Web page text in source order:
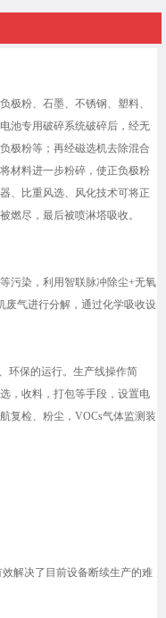
极粉、石墨、不锈钢、塑料、
池专用破碎系统破碎后，经无
极粉等；再经磁选机去除混合
材料进一步粉碎，使正负极粉
、比重风选、风化技术可将正
燃尽，最后被喷淋塔吸收。
污染，利用智联脉冲除尘+无氧
废气进行分解，通过化学吸收设
环保的运行。生产线操作简
，收料，打包等手段，设置电
复检、粉尘，VOCs气体监测装
解决了目前设备断续生产的难